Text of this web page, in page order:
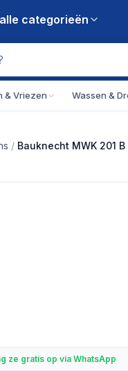
categorieën
& Vriezen Wassen &
/ Bauknecht MWK 201
ze gratis op via WhatsApp